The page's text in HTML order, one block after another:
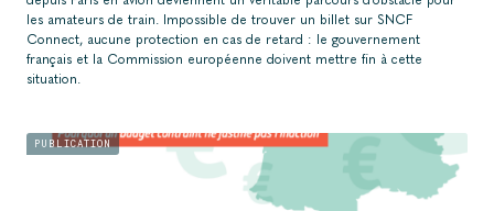
les amateurs de train. Impossible de trouver un billet sur SNCF
Connect, aucune protection en cas de retard : le gouvernement
français et la Commission européenne doivent mettre fin à cette
situation.
PUBLICATION